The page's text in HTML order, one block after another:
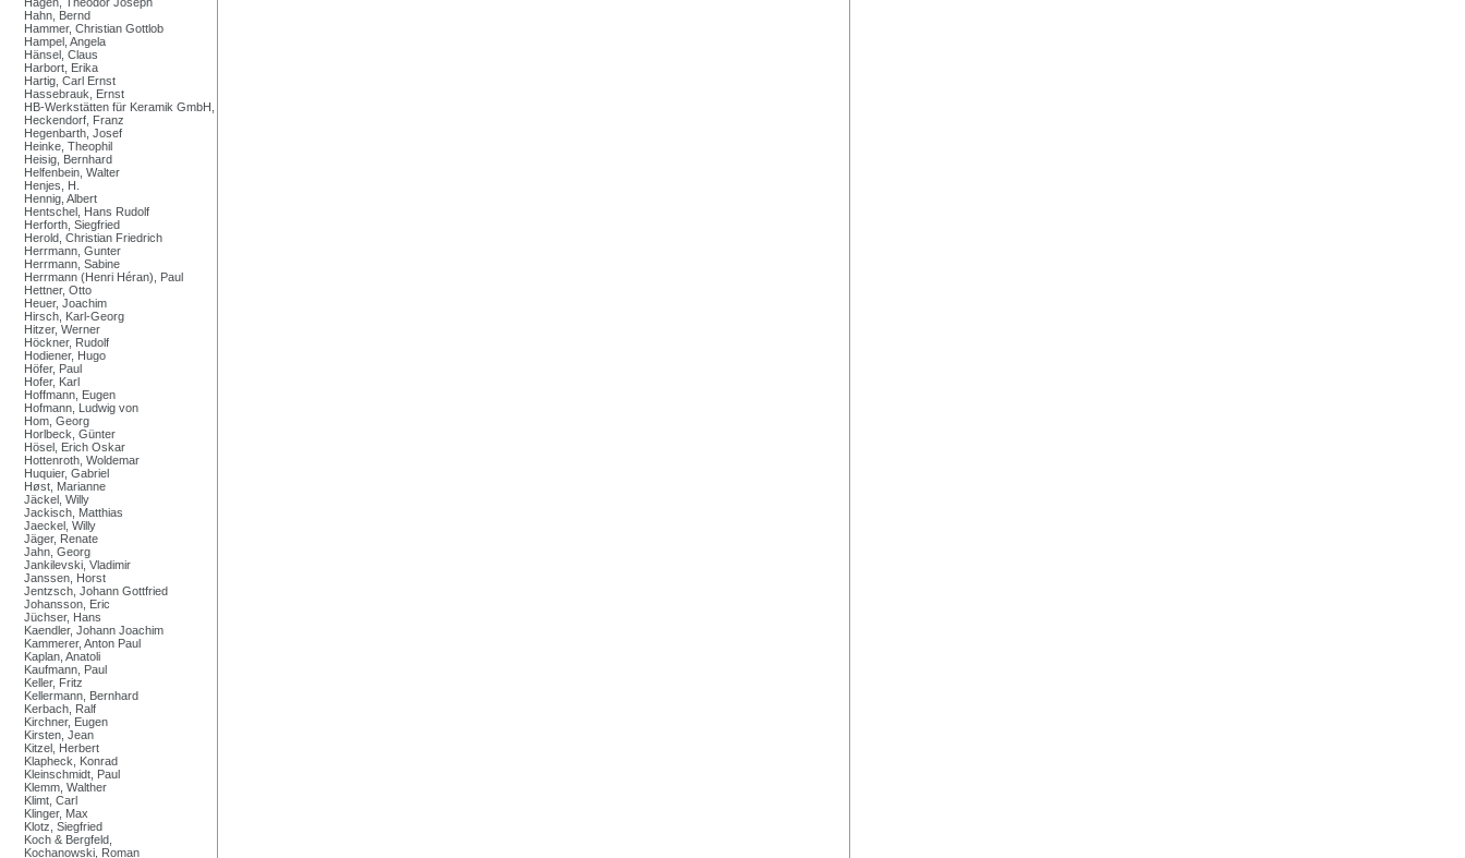
Hahn, Bernd
Hammer, Christian Gottlob
Hampel, Angela
Hänsel, Claus
Harbort, Erika
Hartig, Carl Ernst
Hassebrauk, Ernst
HB-Werkstätten für Keramik GmbH,
Heckendorf, Franz
Hegenbarth, Josef
Heinke, Theophil
Heisig, Bernhard
Helfenbein, Walter
Henjes, H.
Hennig, Albert
Hentschel, Hans Rudolf
Herforth, Siegfried
Herold, Christian Friedrich
Herrmann, Gunter
Herrmann, Sabine
Herrmann (Henri Héran), Paul
Hettner, Otto
Heuer, Joachim
Hirsch, Karl-Georg
Hitzer, Werner
Höckner, Rudolf
Hodiener, Hugo
Höfer, Paul
Hofer, Karl
Hoffmann, Eugen
Hofmann, Ludwig von
Hom, Georg
Horlbeck, Günter
Hösel, Erich Oskar
Hottenroth, Woldemar
Huquier, Gabriel
Høst, Marianne
Jäckel, Willy
Jackisch, Matthias
Jaeckel, Willy
Jäger, Renate
Jahn, Georg
Jankilevski, Vladimir
Janssen, Horst
Jentzsch, Johann Gottfried
Johansson, Eric
Jüchser, Hans
Kaendler, Johann Joachim
Kammerer, Anton Paul
Kaplan, Anatoli
Kaufmann, Paul
Keller, Fritz
Kellermann, Bernhard
Kerbach, Ralf
Kirchner, Eugen
Kirsten, Jean
Kitzel, Herbert
Klapheck, Konrad
Kleinschmidt, Paul
Klemm, Walther
Klimt, Carl
Klinger, Max
Klotz, Siegfried
Koch & Bergfeld,
Kochanowski, Roman